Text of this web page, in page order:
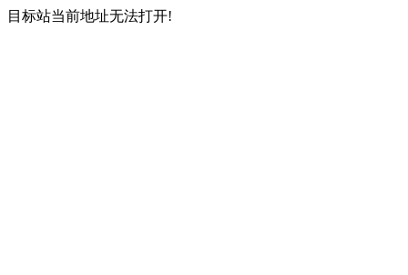
目标站当前地址无法打开!